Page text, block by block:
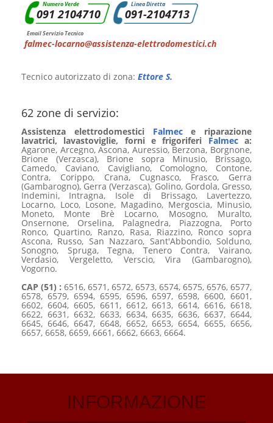
Numero Verde
091 2104710
Linea Diretta
091-2104713
Email Servizio Tecnico
falmec-locarno@assistenza-elettrodomestici.ch
Tecnico autorizzato di zona: Ettore S.
62 zone di servizio:
Assistenza elettrodomestici Falmece riparazione
lavatrici, lavastoviglie, forni e frigoriferi Falmeca:
Agarone, Arcegno, Ascona, Auressio, Berzona, Borgnone,
Brione (Verzasca), Brione sopra Minusio, Brissago,
Camedo, Caviano, Cavigliano, Comologno, Contone,
Contra, Corippo, Crana, Cugnasco, Frasco, Gerra
(Gambarogno), Gerra (Verzasca), Golino, Gordola, Gresso,
Indemini, Intragna, Isole di Brissago, Lavertezzo,
Locarno, Loco, Losone, Magadino, Mergoscia, Minusio,
Moneto, Monte Brè Locarno, Mosogno, Muralto,
Onsernone, Orselina, Palagnedra, Piazzogna, Porto
Ronco, Quartino, Ranzo, Rasa, Riazzino, Ronco sopra
Ascona, Russo, San Nazzaro, Sant'Abbondio, Solduno,
Sonogno, Spruga, Tegna, Tenero Contra, Vairano,
Verdasio, Vergeletto, Verscio, Vira (Gambarogno),
Vogorno.
CAP (51) : 6516, 6571, 6572, 6573, 6574, 6575, 6576, 6577,
6578, 6579, 6594, 6595, 6596, 6597, 6598, 6600, 6601,
6602, 6604, 6605, 6611, 6612, 6613, 6614, 6616, 6618,
6622, 6631, 6632, 6633, 6634, 6635, 6636, 6637, 6644,
6645, 6646, 6647, 6648, 6652, 6653, 6654, 6655, 6656,
6657, 6658, 6659, 6661, 6662, 6663, 6664.
INFORMAZIONE